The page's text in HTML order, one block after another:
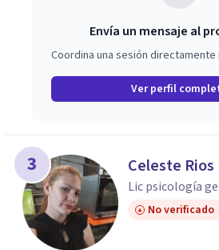
Envía un mensaje al
Coordina una sesión
Ver perfil
3 Celeste
Lic psicología
No verificado